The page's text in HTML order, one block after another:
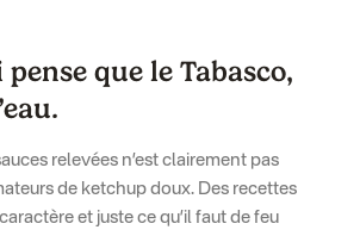
que le Tabasco,
relevées n’est clairement pas
de ketchup doux. Des recettes
et juste ce qu’il faut de feu